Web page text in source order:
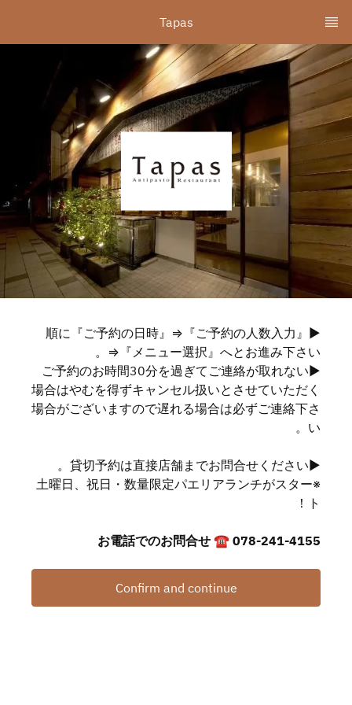
Tapas
▶順に『ご予約の日時』⇒『ご予約の人数入力』
⇒『メニュー選択』へとお進み下さい。
▶ご予約のお時間30分を過ぎてご連絡が取れない
場合はやむを得ずキャンセル扱いとさせていただく
場合がございますので遅れる場合は必ずご連絡下さ
い。
▶貸切予約は直接店舗までお問合せください。
※土曜日、祝日・数量限定パエリアランチがスター
ト！
お電話でのお問合せ ☎ 078-241-4155
Confirm and continue